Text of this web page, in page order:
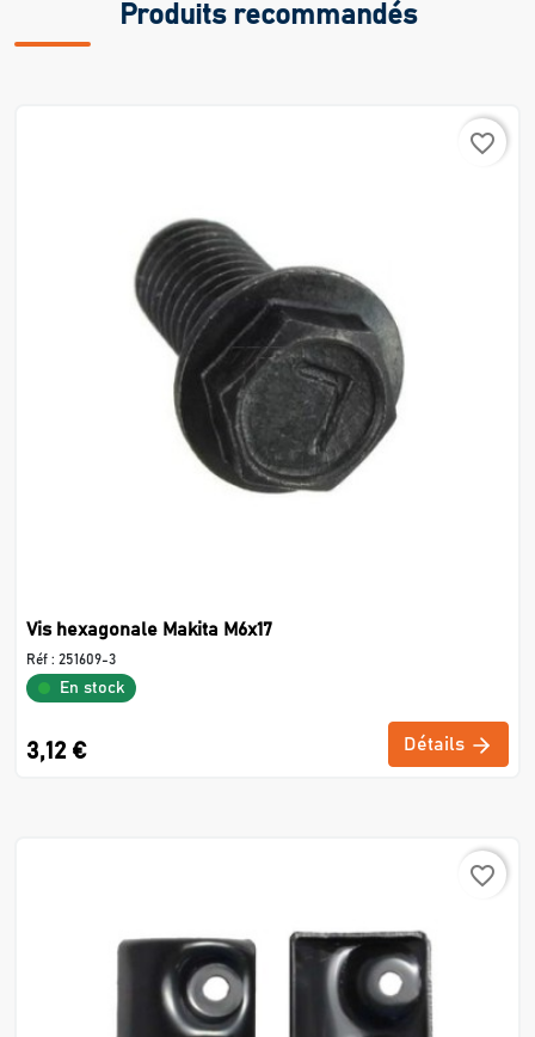
Produits recommandés
favorite_border
Vis hexagonale Makita M6x17
Réf : 251609-3
En stock
3,12 € Détails
favorite_border